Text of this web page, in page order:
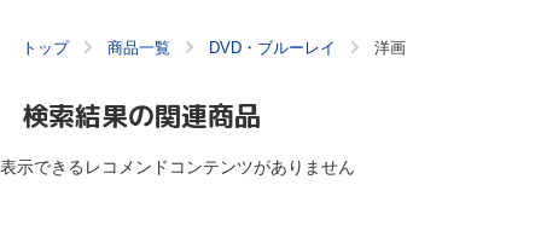
トップ 商品一覧 DVD・ブルーレイ 洋画
検索結果の関連商品
表示できるレコメンドコンテンツがありません